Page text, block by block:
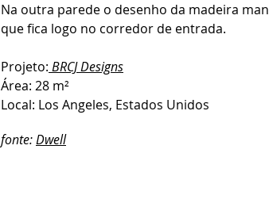
Na outra parede o desenho da madeira
que fica logo no corredor de entrada.
Projeto: BRCJ Designs
Área: 28 m²
Local: Los Angeles, Estados Unidos
fonte: Dwell